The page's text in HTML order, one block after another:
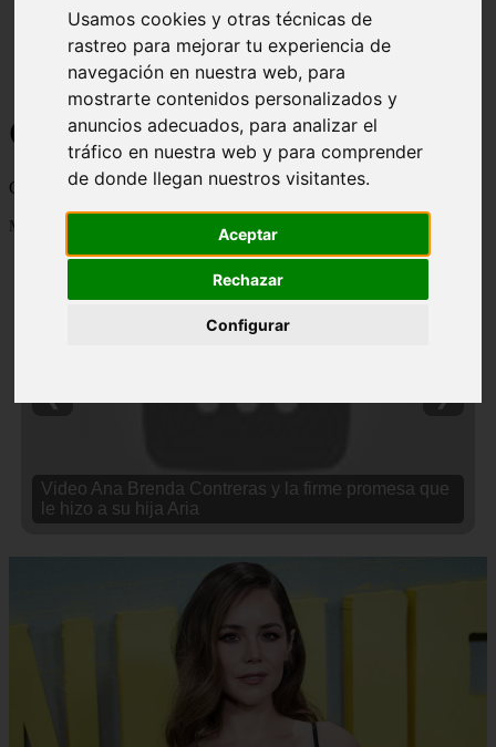
Usamos cookies y otras técnicas de
rastreo para mejorar tu experiencia de
navegación en nuestra web, para
mostrarte contenidos personalizados y
anuncios adecuados, para analizar el
tráfico en nuestra web y para comprender
de donde llegan nuestros visitantes.
Aceptar
Rechazar
Configurar
Curiosidades y Sabias que
Cosas curiosas, curiosidades, noticias impactantes y mucho mas
Mostrando 1 - 24 de 2838 artículos
Video Ana Brenda Contreras y la firme promesa que
le hizo a su hija Aria